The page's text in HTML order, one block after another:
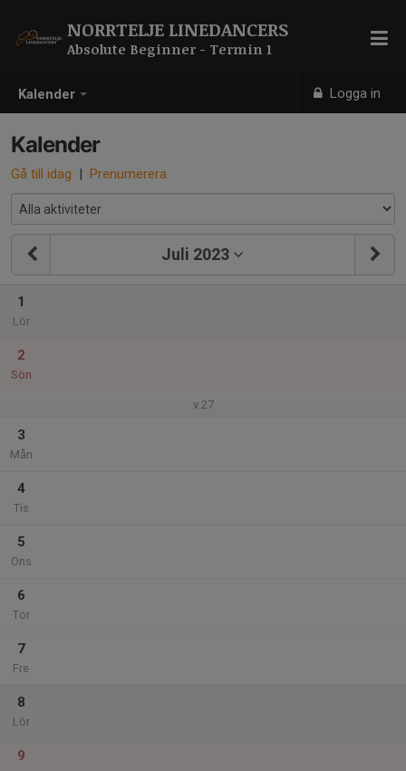
Kalender Logga in
NORRTELJE LINEDANCERS
Absolute Beginner - Termin 1
Kalender
Gå till idag | Prenumerera
Juli 2023
1
Lör
2
Sön
v.27
3
Mån
4
Tis
5
Ons
6
Tor
7
Fre
8
Lör
9